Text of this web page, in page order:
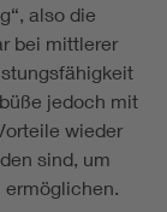
also die
bei mittlerer
jedoch mit
wieder
sind, um